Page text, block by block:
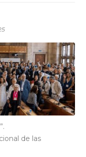
de las